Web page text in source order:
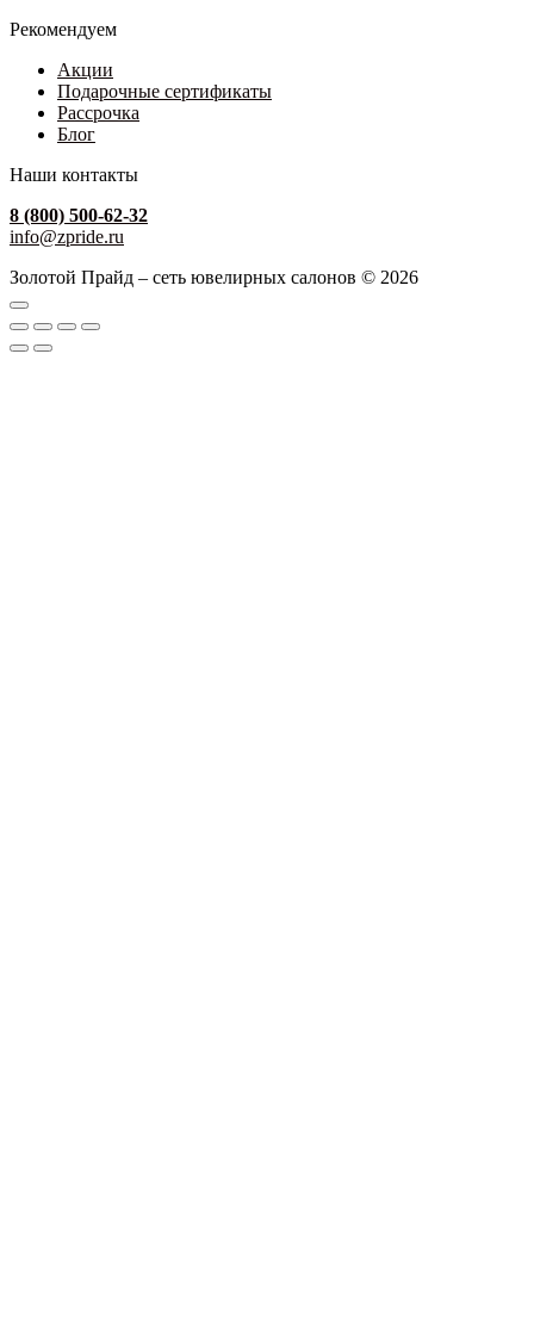
Рекомендуем
Акции
Подарочные сертификаты
Рассрочка
Блог
Наши контакты
8 (800) 500-62-32
info@zpride.ru
Золотой Прайд – сеть ювелирных салонов © 2026